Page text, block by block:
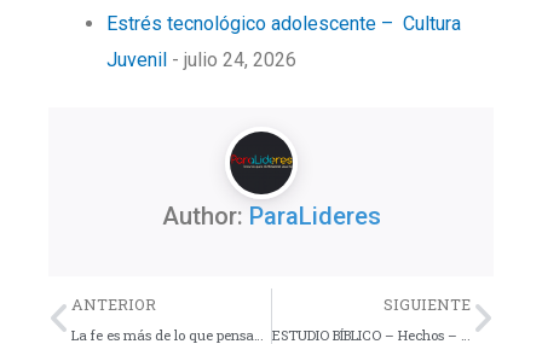
Estrés tecnológico adolescente – Cultura
Juvenil - julio 24, 2026
Author: ParaLideres
Previo
ANTERIOR SIGUIENTE